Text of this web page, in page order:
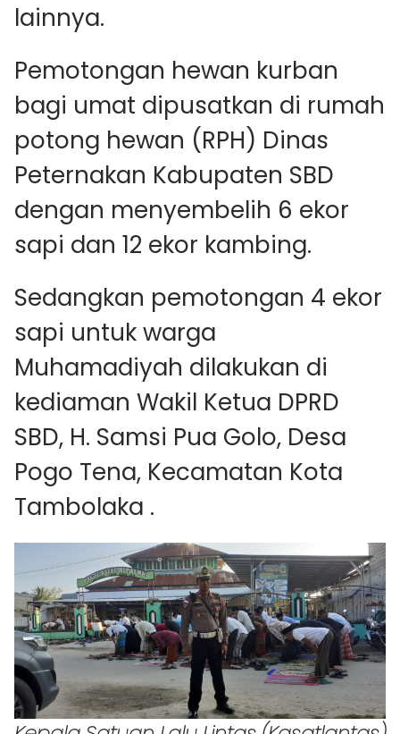
lainnya.
Pemotongan hewan kurban
bagi umat dipusatkan di rumah
potong hewan (RPH) Dinas
Peternakan Kabupaten SBD
dengan menyembelih 6 ekor
sapi dan 12 ekor kambing.
Sedangkan pemotongan 4 ekor
sapi untuk warga
Muhamadiyah dilakukan di
kediaman Wakil Ketua DPRD
SBD, H. Samsi Pua Golo, Desa
Pogo Tena, Kecamatan Kota
Tambolaka .